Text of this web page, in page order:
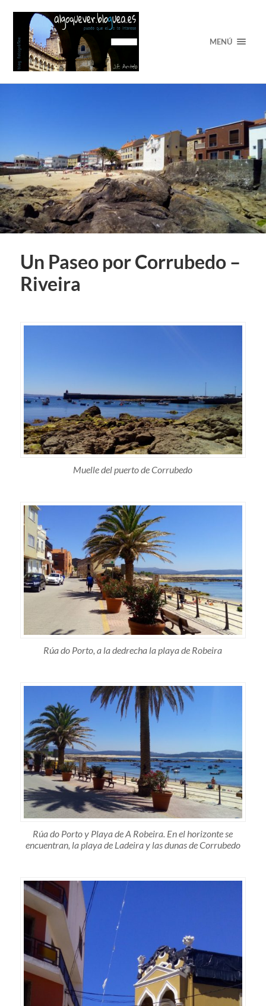
MENÚ
Un Paseo por Corrubedo –
Riveira
Muelle del puerto de Corrubedo
Rúa do Porto, a la dedrecha la playa de Robeira
Rúa do Porto y Playa de A Robeira. En el horizonte se
encuentran, la playa de Ladeira y las dunas de Corrubedo